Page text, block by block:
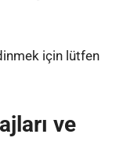
için lütfen
ve